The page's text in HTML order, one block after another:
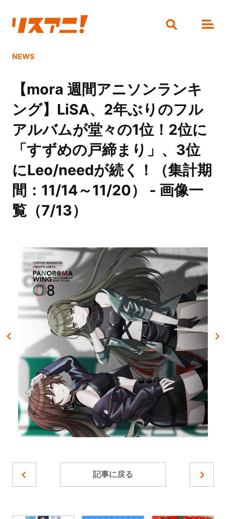
NEWS
【mora 週間アニソンランキ
ング】LiSA、2年ぶりのフル
アルバムが堂々の1位！2位に
「すずめの戸締まり」、3位
にLeo/needが続く！（集計期
間：11/14～11/20） - 画像一
覧（7/13）
記事に戻る